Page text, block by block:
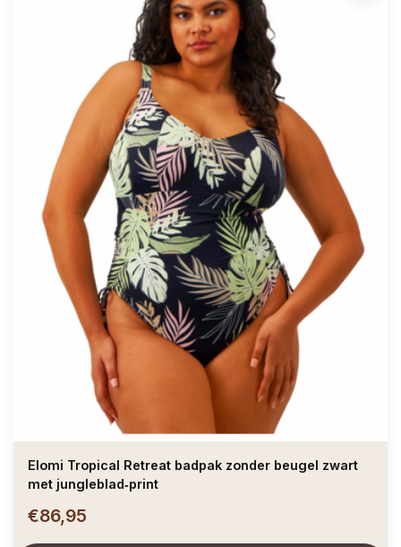
Elomi Tropical Retreat badpak zonder beugel zwart
met jungleblad‑print
€86,95